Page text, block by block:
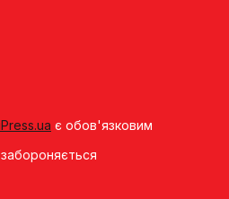
є обов'язковим